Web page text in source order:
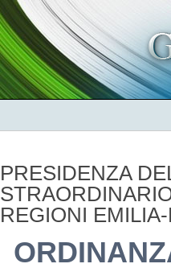
PRESIDENZA
REGIONI